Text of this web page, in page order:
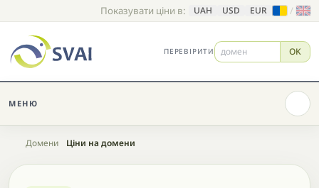
Показувати ціни в: UAH USD EUR /
ПЕРЕВІРИТИ OK
МЕНЮ
Головна
Домени Ціни на домени